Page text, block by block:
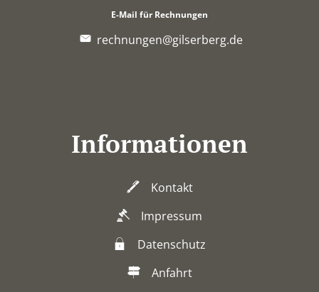
E-Mail für Rechnungen
rechnungen@gilserberg.de
Informationen
Kontakt
Impressum
Datenschutz
Anfahrt